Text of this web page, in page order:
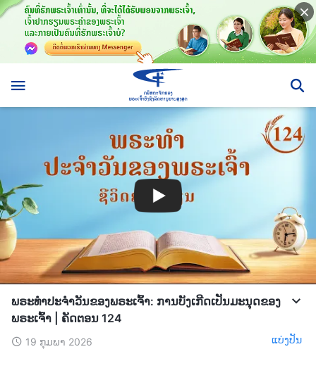
ພຣະທຳປະຈຳວັນຂອງພຣະເຈົ້າ: ການບັງເກີດເປັນມະນຸດຂອງ
ພຣະເຈົ້າ | ຄັດຕອນ 124
19 ກຸມພາ 2026 ແບ່ງປັນ